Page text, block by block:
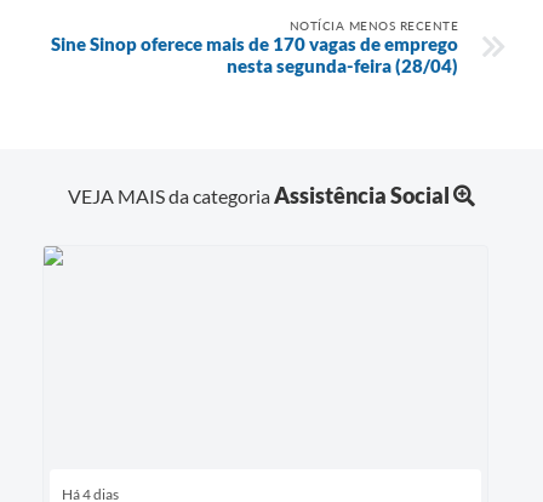
NOTÍCIA MENOS RECENTE
Sine Sinop oferece mais de 170 vagas de emprego
nesta segunda-feira (28/04)
VEJA MAIS da categoriaAssistência Social
Há 4 dias